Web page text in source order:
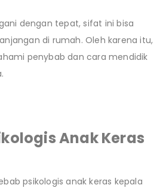
dengan tepat, sifat ini bisa
di rumah. Oleh karena itu,
penybab dan cara mendidik
Anak Keras
psikologis anak keras kepala